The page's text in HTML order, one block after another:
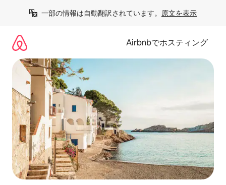
一部の情報は自動翻訳されています。 原文を表示
Airbnbでホスティング